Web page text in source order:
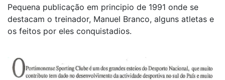
Pequena publicação em principio de 1991 onde se
destacam o treinador, Manuel Branco, alguns atletas e
os feitos por eles conquistadios.